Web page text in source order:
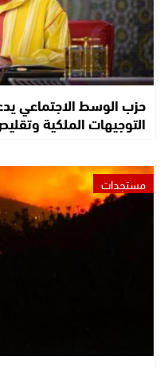
حزب الوسط الاجتماعي
التوجيهات الملكية
مستجدات